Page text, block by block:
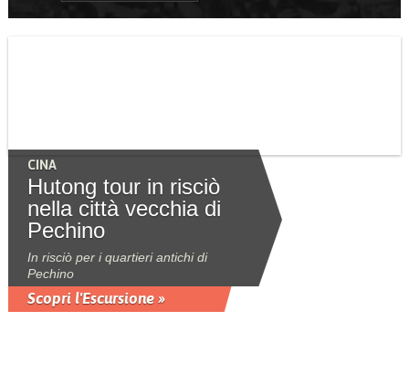
CINA
Hutong tour in risciò
nella città vecchia di
Pechino
In risciò per i quartieri antichi di
Pechino
Scopri l'Escursione »